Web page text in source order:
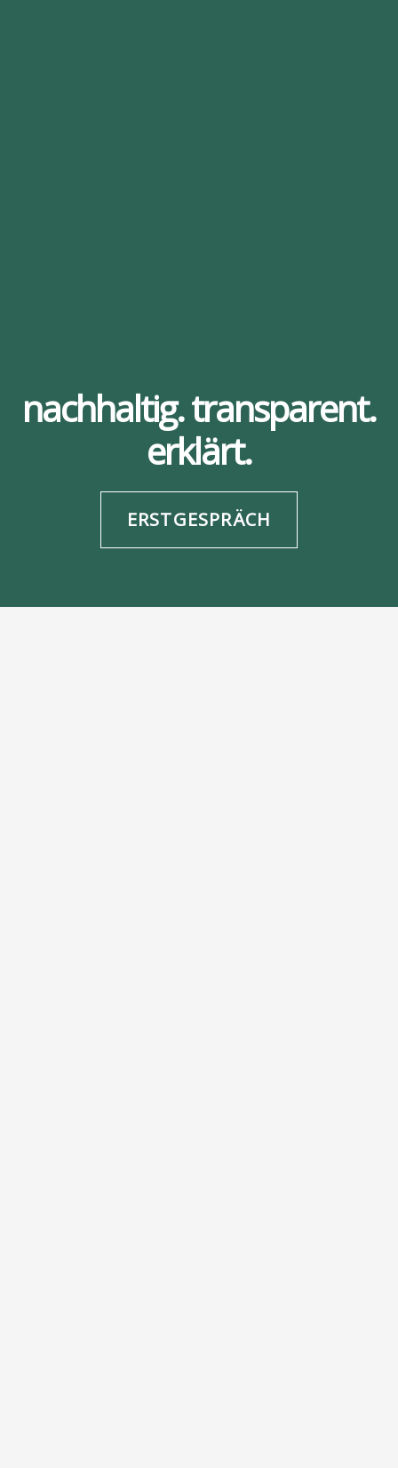
nachhaltig. transparent.
erklärt.
ERSTGESPRÄCH